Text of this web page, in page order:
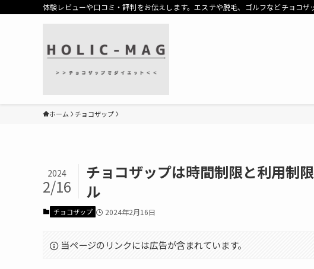
体験レビューや口コミ・評判をお伝えします。エステや脱毛、ゴルフなどチョコザ
ホーム チョコザップ
チョコザップは時間制限と利用制
ル
2024
2/16
チョコザップ 2024年2月16日
当ページのリンクには広告が含まれています。